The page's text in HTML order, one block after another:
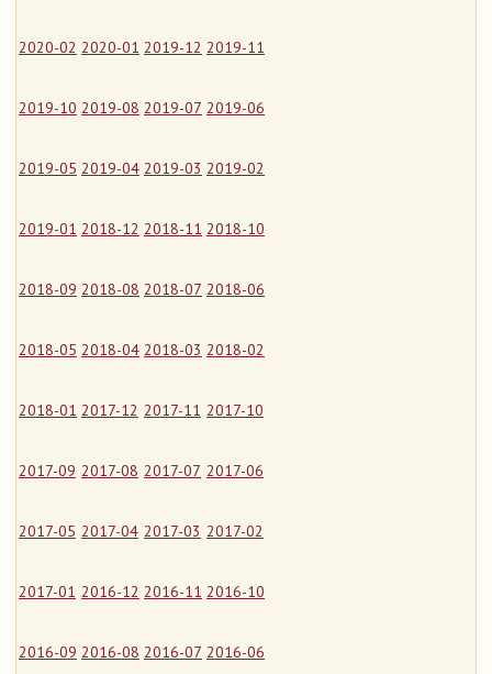
2020-02 2020-01 2019-12 2019-11
2019-10 2019-08 2019-07 2019-06
2019-05 2019-04 2019-03 2019-02
2019-01 2018-12 2018-11 2018-10
2018-09 2018-08 2018-07 2018-06
2018-05 2018-04 2018-03 2018-02
2018-01 2017-12 2017-11 2017-10
2017-09 2017-08 2017-07 2017-06
2017-05 2017-04 2017-03 2017-02
2017-01 2016-12 2016-11 2016-10
2016-09 2016-08 2016-07 2016-06